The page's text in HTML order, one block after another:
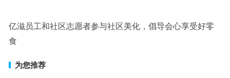
亿滋员工和社区志愿者参与社区美化，倡导会心享受好零
食
为您推荐